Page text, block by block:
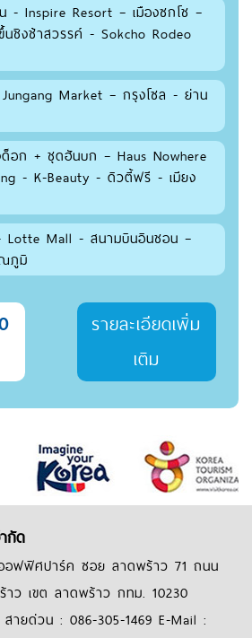
- Inspire Resort – เมืองซกโช –
นชิงช้าสวรรค์ - Sokcho Rodeo
Market – กรุงโซล - ย่าน
ด็อก + ชุดฮันบก – Haus Nowhere
- K-Beauty - ดิวตี้ฟรี - เมียง
Lotte Mall - สนามบินอินชอน –
ภูมิ
รายละเอียดเพิ่ม
เติม
กัด
อฟฟิศปาร์ค ซอย ลาดพร้าว 71 ถนน
ว เขต ลาดพร้าว กทม. 10230
สายด่วน : 086-305-1469 E-Mail :